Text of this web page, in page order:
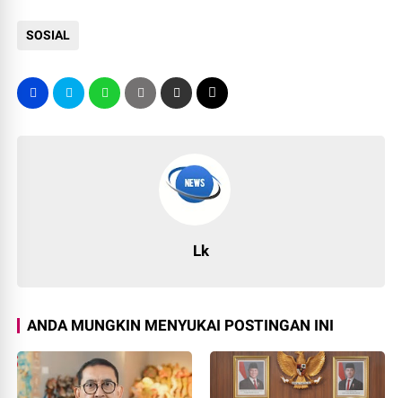
SOSIAL
Lk
ANDA MUNGKIN MENYUKAI POSTINGAN INI